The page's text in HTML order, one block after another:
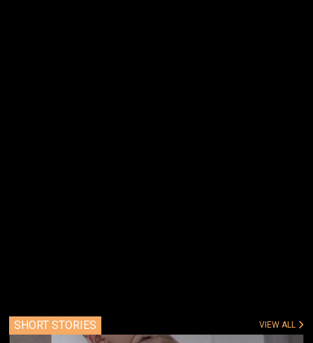
SHORT STORIES VIEW ALL